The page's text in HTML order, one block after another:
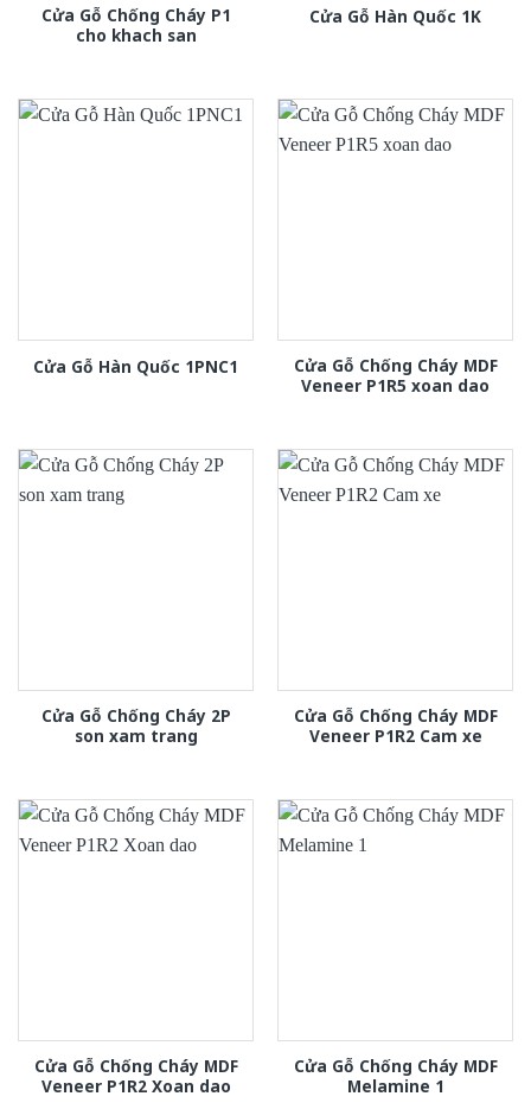
Cửa Gỗ Chống Cháy P1
cho khach san
Cửa Gỗ Hàn Quốc 1K
Cửa Gỗ Hàn Quốc 1PNC1
Cửa Gỗ Chống Cháy MDF
Veneer P1R5 xoan dao
Cửa Gỗ Chống Cháy 2P
son xam trang
Cửa Gỗ Chống Cháy MDF
Veneer P1R2 Cam xe
Cửa Gỗ Chống Cháy MDF
Veneer P1R2 Xoan dao
Cửa Gỗ Chống Cháy MDF
Melamine 1